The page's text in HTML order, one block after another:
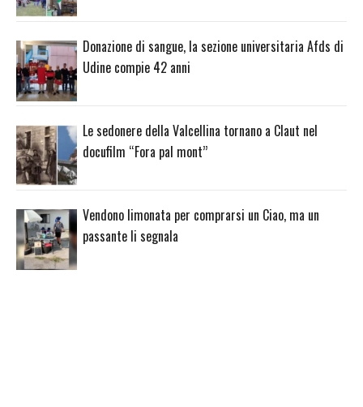
Donazione di sangue, la sezione universitaria Afds di
Udine compie 42 anni
Le sedonere della Valcellina tornano a Claut nel
docufilm “Fora pal mont”
Vendono limonata per comprarsi un Ciao, ma un
passante li segnala